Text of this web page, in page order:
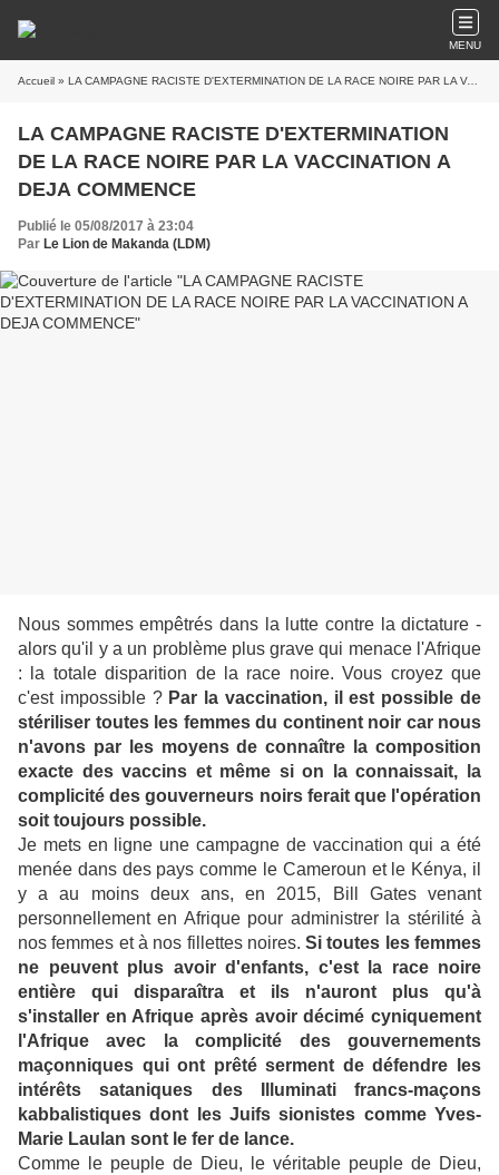
MENU
Accueil » LA CAMPAGNE RACISTE D'EXTERMINATION DE LA RACE NOIRE PAR LA VACCINATION A DEJA COMMENCE
LA CAMPAGNE RACISTE D'EXTERMINATION
DE LA RACE NOIRE PAR LA VACCINATION A
DEJA COMMENCE
Publié le 05/08/2017 à 23:04
Par Le Lion de Makanda (LDM)
Nous sommes empêtrés dans la lutte contre la dictature -
alors qu'il y a un problème plus grave qui menace l'Afrique
: la totale disparition de la race noire. Vous croyez que
c'est impossible ? Par la vaccination, il est possible de
stériliser toutes les femmes du continent noir car nous
n'avons par les moyens de connaître la composition
exacte des vaccins et même si on la connaissait, la
complicité des gouverneurs noirs ferait que l'opération
soit toujours possible.
Je mets en ligne une campagne de vaccination qui a été
menée dans des pays comme le Cameroun et le Kénya, il
y a au moins deux ans, en 2015, Bill Gates venant
personnellement en Afrique pour administrer la stérilité à
nos femmes et à nos fillettes noires.Si toutes les femmes
ne peuvent plus avoir d'enfants, c'est la race noire
entière qui disparaîtra et ils n'auront plus qu'à
s'installer en Afrique après avoir décimé cyniquement
l'Afrique avec la complicité des gouvernements
maçonniques qui ont prêté serment de défendre les
intérêts sataniques des Illuminati francs-maçons
kabbalistiques dont les Juifs sionistes comme Yves-
Marie Laulan sont le fer de lance.
Comme le peuple de Dieu, le véritable peuple de Dieu,